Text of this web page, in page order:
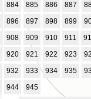
884 885 886 887
896 897 898 899
908 909 910 911
920 921 922 923
932 933 934 935
944
945